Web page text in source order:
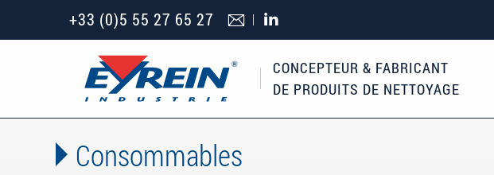
+33 (0)5 55 27 65 27
CONCEPTEUR & FABRICANT
DE PRODUITS DE NETTOYAGE
Consommables